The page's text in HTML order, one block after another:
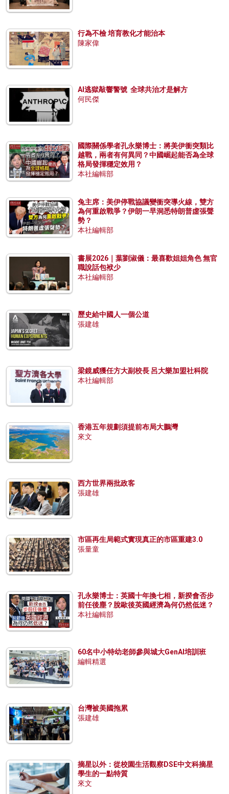
行為不檢 培育教化才能治本
陳家偉
AI逃獄敲響警號 全球共治才是解方
何民傑
國際關係學者孔永樂博士：將美伊衝突類比
越戰，兩者有何異同？中國崛起能否為全球
格局發揮穩定效用？
本社編輯部
兔主席：美伊停戰協議變衝突導火線，雙方
為何重啟戰爭？伊朗一早洞悉特朗普虛張聲
勢？
本社編輯部
書展2026｜葉劉淑儀：最喜歡姐姐角色 無官
職說話包袱少
本社編輯部
歷史給中國人一個公道
張建雄
梁鏡威獲任方大副校長 呂大樂加盟社科院
本社編輯部
香港五年規劃須提前布局大鵬灣
來文
西方世界兩批政客
張建雄
市區再生局範式實現真正的市區重建3.0
張量童
孔永樂博士：英國十年換七相，新揆會否步
前任後塵？脫歐後英國經濟為何仍然低迷？
本社編輯部
60名中小特幼老師參與城大GenAI培訓班
編輯精選
台灣被美國拖累
張建雄
摘星以外：從校園生活觀察DSE中文科摘星
學生的一點特質
來文